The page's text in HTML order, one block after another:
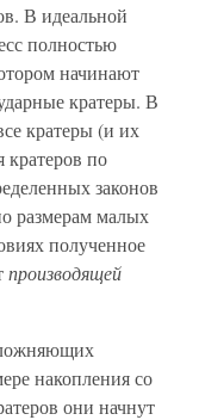
В идеальной
полностью
начинают
кратеры. В
кратеры (и их
кратеров по
законов
размерам малых
полученное
производящей
накопления со
они начнут